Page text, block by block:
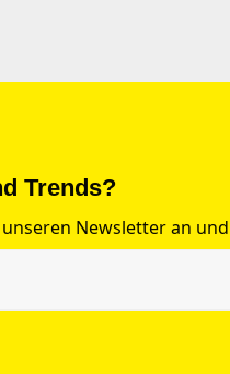
Trends?
Newsletter an